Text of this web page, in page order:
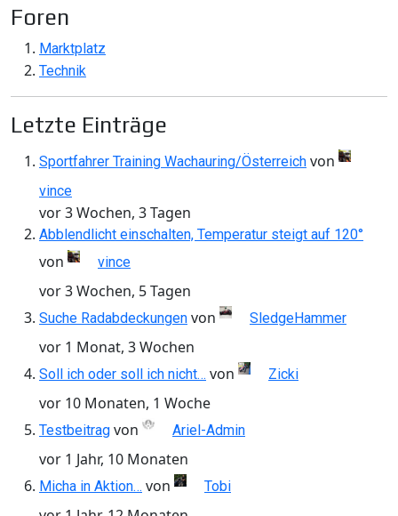
Foren
Marktplatz
Technik
Letzte Einträge
Sportfahrer Training Wachauring/Österreich von
vince
vor 3 Wochen, 3 Tagen
Abblendlicht einschalten, Temperatur steigt auf 120°
von vince
vor 3 Wochen, 5 Tagen
Suche Radabdeckungen von SledgeHammer
vor 1 Monat, 3 Wochen
Soll ich oder soll ich nicht… von Zicki
vor 10 Monaten, 1 Woche
Testbeitrag von Ariel-Admin
vor 1 Jahr, 10 Monaten
Micha in Aktion… von Tobi